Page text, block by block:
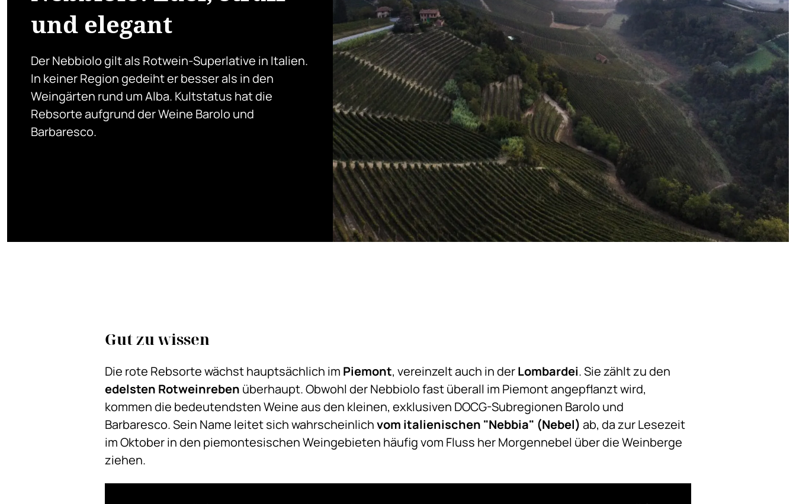
und elegant
Der Nebbiolo gilt als Rotwein-Superlative in Italien.
In keiner Region gedeiht er besser als in den
Weingärten rund um Alba. Kultstatus hat die
Rebsorte aufgrund der Weine Barolo und
Barbaresco.
Gut zu wissen
Die rote Rebsorte wächst hauptsächlich im Piemont, vereinzelt auch in derLombardei. Sie zählt zu den
edelsten Rotweinreben überhaupt. Obwohl der Nebbiolo fast überall im Piemont angepflanzt wird,
kommen die bedeutendsten Weine aus den kleinen, exklusiven DOCG-Subregionen Barolo und
Barbaresco. Sein Name leitet sich wahrscheinlichvom italienischen "Nebbia" (Nebel) ab, da zur Lesezeit
im Oktober in den piemontesischen Weingebieten häufig vom Fluss her Morgennebel über die Weinberge
ziehen.